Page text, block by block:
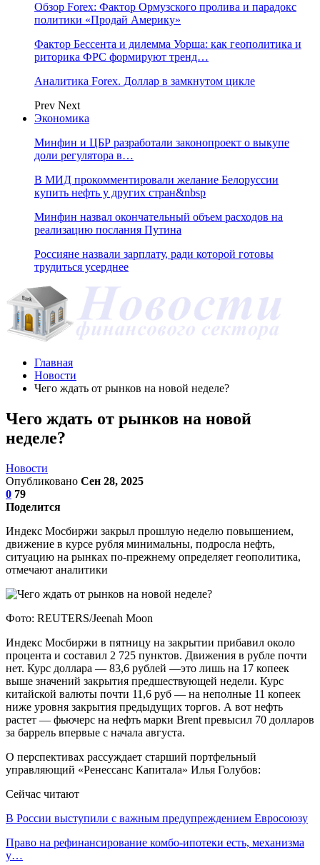
Обзор Forex: Фактор Ормузского пролива и парадокс
политики «Продай Америку»
Фактор Бессента и дилемма Уорша: как геополитика и
риторика ФРС формируют тренд…
Аналитика Forex. Доллар в замкнутом цикле
Prev Next
Экономика
Минфин и ЦБР разработали законопроект о выкупе
доли регулятора в…
В МИД прокомментировали желание Белоруссии
купить нефть у других стран&nbsp
Минфин назвал окончательный объем расходов на
реализацию послания Путина
Россияне назвали зарплату, ради которой готовы
трудиться усерднее
Главная
Новости
Чего ждать от рынков на новой неделе?
Чего ждать от рынков на новой
неделе?
Новости
Опубликовано Сен 28, 2025
0 79
Поделится
Индекс Мосбиржи закрыл прошлую неделю повышением,
движение в курсе рубля минимальны, подросла нефть,
ситуацию на рынках по-прежнему определяет геополитика,
отмечают аналитики
Фото: REUTERS/Jeenah Moon
Индекс Мосбиржи в пятницу на закрытии прибавил около
процента и составил 2 725 пунктов. Движения в рубле почти
нет. Курс доллара — 83,6 рублей —это лишь на 17 копеек
выше значений закрытия предшествующей недели. Курс
китайской валюты почти 11,6 руб — на неполные 11 копеек
ниже уровня закрытия предыдущих торгов. А вот нефть
растет — фьючерс на нефть марки Brent превысил 70 долларов
за баррель впервые с начала августа.
О перспективах рассуждает старший портфельный
управляющий «Ренессанс Капитала» Илья Голубов:
Сейчас читают
В России выступили с важным предупреждением Евросоюзу
Право на рефинансирование комбо-ипотеки есть, механизма
у…